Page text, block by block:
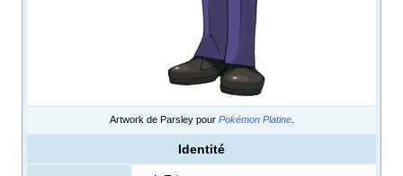
Artwork de Parsley pour Pokémon Platine.
Identité